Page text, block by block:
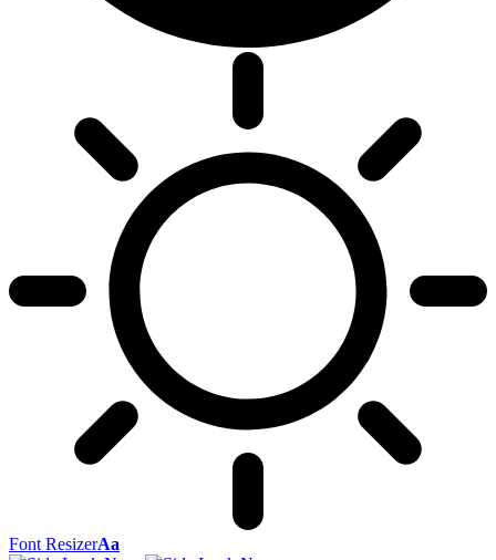
Font ResizerAa